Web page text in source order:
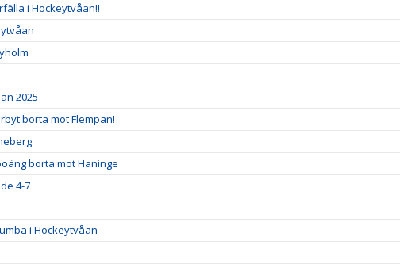
i Hockeytvåan!!
2025
borta mot Flempan!
borta mot Haninge
4-7
i Hockeytvåan